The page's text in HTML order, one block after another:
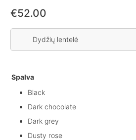
€52.00
Dydžių lentelė
Spalva
Black
Dark chocolate
Dark grey
Dusty rose